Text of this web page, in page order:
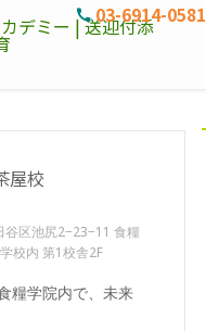
03-6914-0581
区池尻2−23−11 食糧
校内 第1校舎2F
糧学院内で、未来